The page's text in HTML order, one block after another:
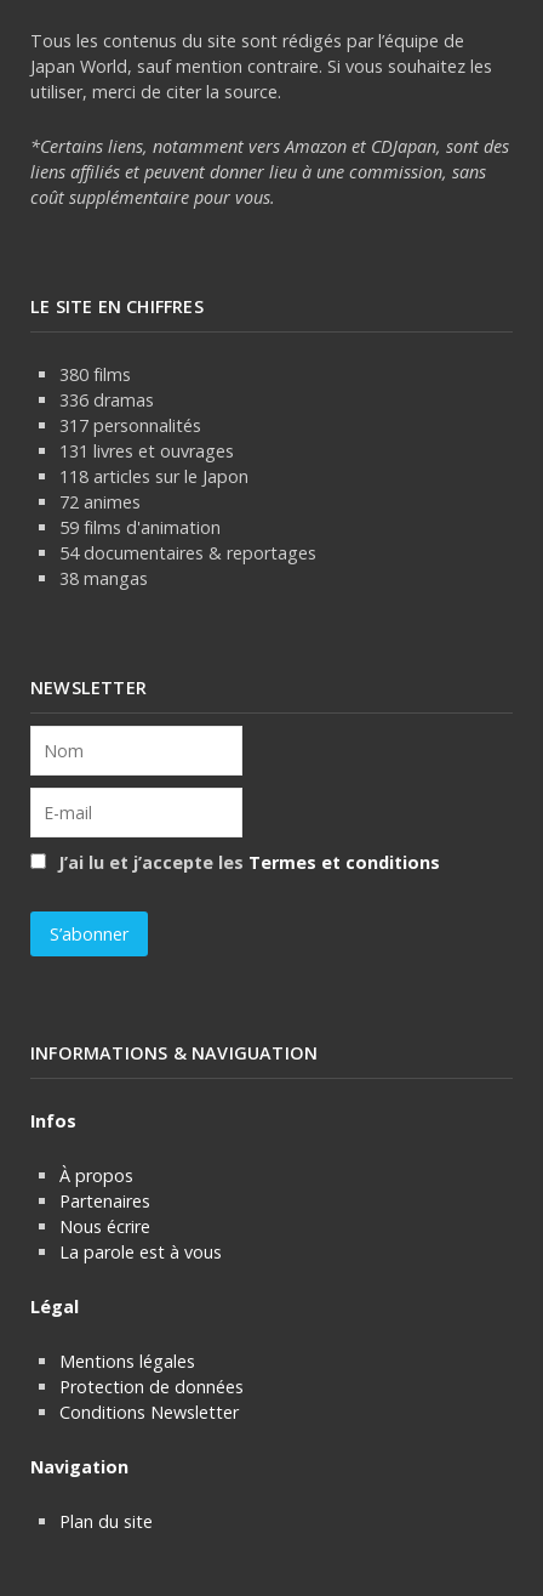
Tous les contenus du site sont rédigés par l’équipe de
Japan World, sauf mention contraire. Si vous souhaitez les
utiliser, merci de citer la source.
*Certains liens, notamment vers Amazon et CDJapan, sont des
liens affiliés et peuvent donner lieu à une commission, sans
coût supplémentaire pour vous.
LE SITE EN CHIFFRES
380 films
336 dramas
317 personnalités
131 livres et ouvrages
118 articles sur le Japon
72 animes
59 films d'animation
54 documentaires & reportages
38 mangas
NEWSLETTER
J’ai lu et j’accepte les Termes et conditions
INFORMATIONS & NAVIGUATION
Infos
À propos
Partenaires
Nous écrire
La parole est à vous
Légal
Mentions légales
Protection de données
Conditions Newsletter
Navigation
Plan du site